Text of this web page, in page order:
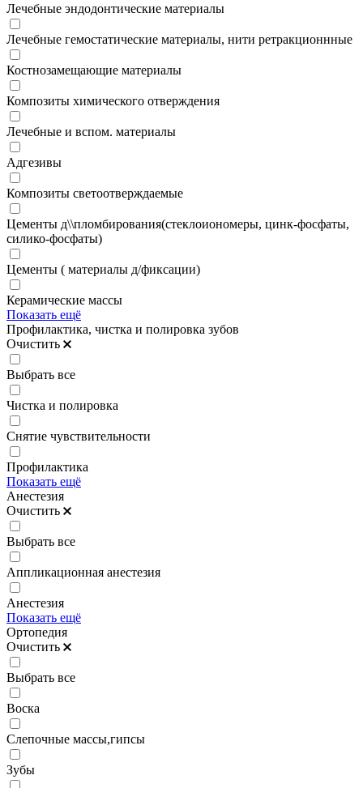
Лечебные эндодонтические материалы
Лечебные гемостатические материалы, нити ретракционнные
Костнозамещающие материалы
Композиты химического отверждения
Лечебные и вспом. материалы
Адгезивы
Композиты светоотверждаемые
Цементы д\\пломбирования(стеклоиономеры, цинк-фосфаты,
силико-фосфаты)
Цементы ( материалы д/фиксации)
Керамические массы
Показать ещё
Профилактика, чистка и полировка зубов
Очистить
Выбрать все
Чистка и полировка
Снятие чувствительности
Профилактика
Показать ещё
Анестезия
Очистить
Выбрать все
Аппликационная анестезия
Анестезия
Показать ещё
Ортопедия
Очистить
Выбрать все
Воска
Слепочные массы,гипсы
Зубы